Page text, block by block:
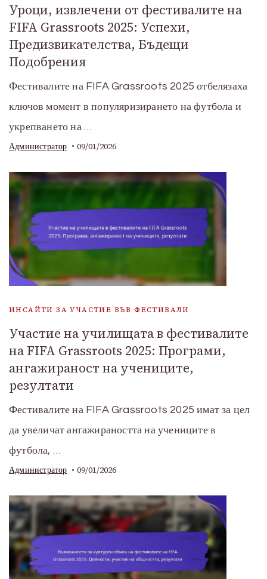
Уроци, извлечени от фестивалите на
FIFA Grassroots 2025: Успехи,
Предизвикателства, Бъдещи
Подобрения
Фестивалите на FIFA Grassroots 2025 отбелязаха
ключов момент в популяризирането на футбола и
укрепването на …
Администратор 09/01/2026
ИНСАЙТИ ЗА УЧАСТИЕ ВЪВ ФЕСТИВАЛИ
Участие на училищата в фестивалите
на FIFA Grassroots 2025: Програми,
ангажираност на учениците,
резултати
Фестивалите на FIFA Grassroots 2025 имат за цел
да увеличат ангажираността на учениците в
футбола, …
Администратор 09/01/2026